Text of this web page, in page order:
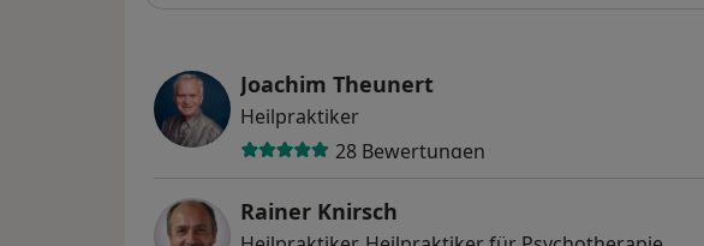
Joachim Theunert
Heilpraktiker
28 Bewertungen
Rainer Knirsch